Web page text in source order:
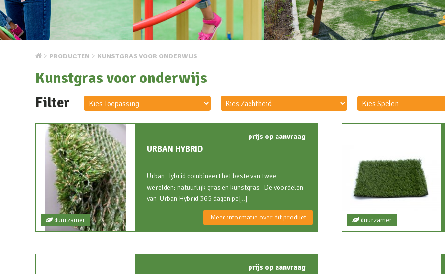
PRODUCTEN KUNSTGRAS VOOR ONDERWIJS
Kunstgras voor onderwijs
Filter
duurzamer
URBAN HYBRID
prijs op aanvraag
Urban Hybrid combineert het beste van twee
werelden: natuurlijk gras en kunstgras De voordelen
van Urban Hybrid 365 dagen pe[..]
Meer informatie over dit product duurzamer
prijs op aanvraag